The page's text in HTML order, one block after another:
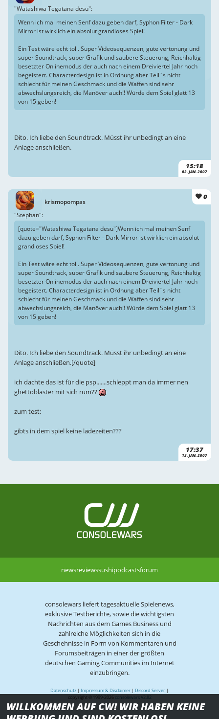
15:18
02. JAN. 2007
"Watashiwa Tegatana desu":
Wenn ich mal meinen Senf dazu geben darf, Syphon Filter - Dark
Mirror ist wirklich ein absolut grandioses Spiel!
Ein Test wäre echt toll. Super Videosequenzen, gute vertonung und
super Soundtrack, super Grafik und saubere Steuerung, Reichhaltig
besetzter Onlinemodus der auch nach einem Dreiviertel Jahr noch
begeistert. Characterdesign ist in Ordnung aber Teil`s nicht
schlecht für meinen Geschmack und die Waffen sind sehr
abwechslungsreich, die Manöver auch!! Würde dem Spiel glatt 13
von 15 geben!
Dito. Ich liebe den Soundtrack. Müsst ihr unbedingt an eine
Anlage anschließen.
krismopompas
0
17:37
13. JAN. 2007
"Stephan":
[quote="Watashiwa Tegatana desu"]Wenn ich mal meinen Senf
dazu geben darf, Syphon Filter - Dark Mirror ist wirklich ein absolut
grandioses Spiel!
Ein Test wäre echt toll. Super Videosequenzen, gute vertonung und
super Soundtrack, super Grafik und saubere Steuerung, Reichhaltig
besetzter Onlinemodus der auch nach einem Dreiviertel Jahr noch
begeistert. Characterdesign ist in Ordnung aber Teil`s nicht
schlecht für meinen Geschmack und die Waffen sind sehr
abwechslungsreich, die Manöver auch!! Würde dem Spiel glatt 13
von 15 geben!
Dito. Ich liebe den Soundtrack. Müsst ihr unbedingt an eine
Anlage anschließen.[/quote]
ich dachte das ist für die psp.......schleppt man da immer nen
ghettoblaster mit sich rum??
zum test:
gibts in dem spiel keine ladezeiten???
newsreviewssushipodcastsforum
consolewars liefert tagesaktuelle Spielenews,
exklusive Testberichte, sowie die wichtigsten
Nachrichten aus dem Games Business und
zahlreiche Möglichkeiten sich in die
Geschehnisse in Form von Kommentaren und
Forumsbeiträgen in einer der größten
deutschen Gaming Communities im Internet
einzubringen.
Datenschutz | Impressum & Disclaimer | Discord Server |
copyright © 1999-2026 consolewars V2.82
WILLKOMMEN AUF CW! WIR HABEN KEINE